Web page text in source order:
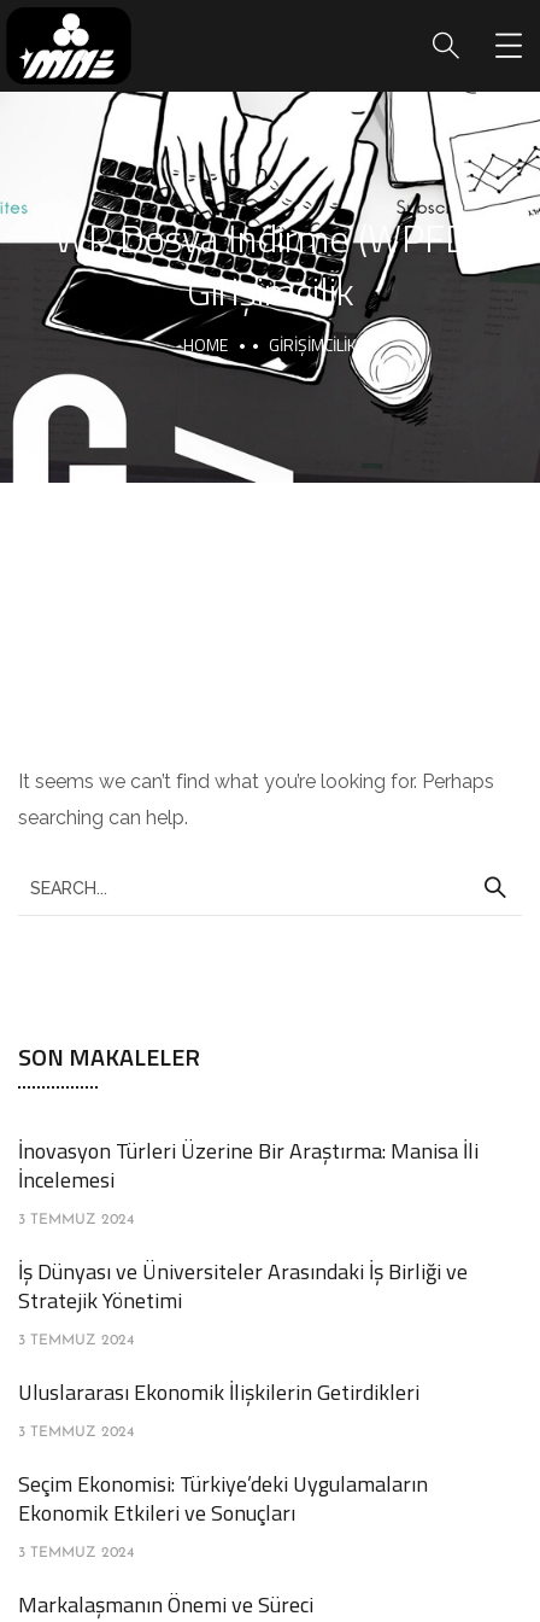
WP Dosya İndirme (WPFD):
Girişimcilik
HOME GIRIŞIMCILIK
It seems we can’t find what you’re looking for. Perhaps
searching can help.
SON MAKALELER
İnovasyon Türleri Üzerine Bir Araştırma: Manisa İli
İncelemesi
3 TEMMUZ 2024
İş Dünyası ve Üniversiteler Arasındaki İş Birliği ve
Stratejik Yönetimi
3 TEMMUZ 2024
Uluslararası Ekonomik İlişkilerin Getirdikleri
3 TEMMUZ 2024
Seçim Ekonomisi: Türkiye’deki Uygulamaların
Ekonomik Etkileri ve Sonuçları
3 TEMMUZ 2024
Markalaşmanın Önemi ve Süreci